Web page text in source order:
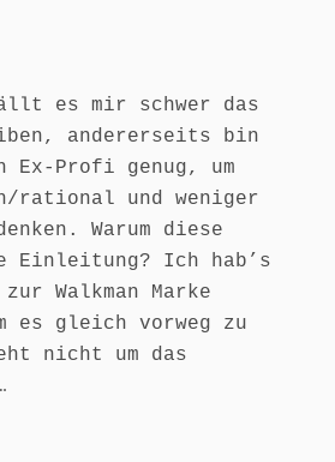
es mir schwer das
andererseits bin
Ex-Profi genug, um
rational und weniger
Warum diese
Einleitung? Ich hab’s
Walkman Marke
es gleich vorweg zu
nicht um das